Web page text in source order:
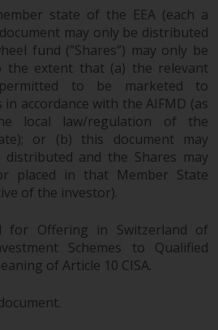
Daten
Sie deren
durch Redwheel und
und andere Dritte
Unternehmen sind
die Vertraulichkeit
zu wahren.
möchten, dass
auf diese
werden, sollten
per E-Mail oder
informieren.
auf eine
die wir
schriftlich
state of the EEA (each a
may only be distributed
fund (“Shares”) may only be
the extent that (a) the relevant
to be marketed to
accordance with the AIFMD (as
local law/regulation of the
or (b) this document may
and the Shares may
placed in that Member State
of the investor).
for Offering in Switzerland of
Schemes to Qualified
of Article 10 CISA.